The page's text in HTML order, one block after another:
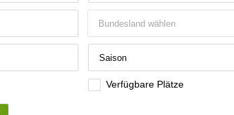
Verfügbare Plätze